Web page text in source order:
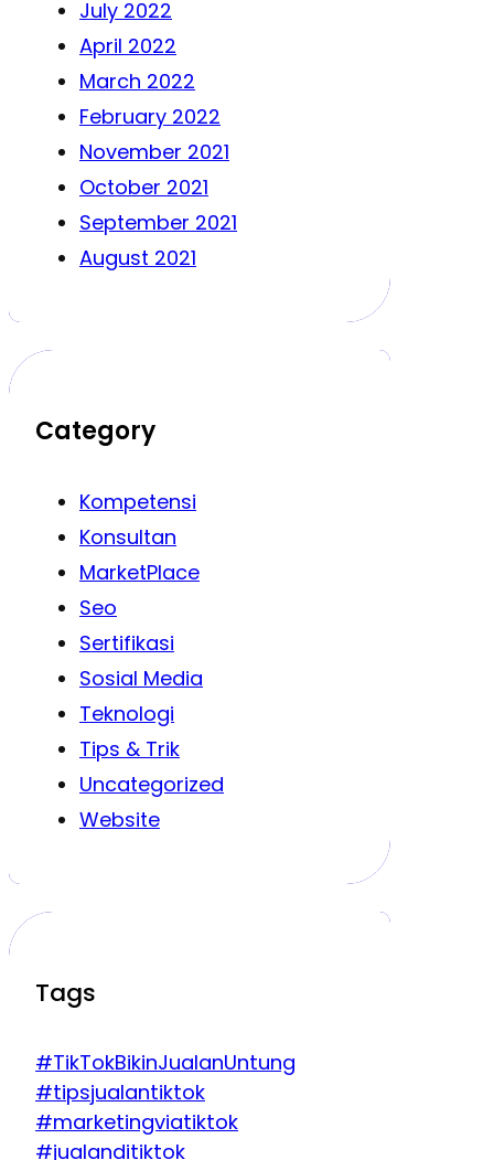
July 2022
April 2022
March 2022
February 2022
November 2021
October 2021
September 2021
August 2021
Category
Kompetensi
Konsultan
MarketPlace
Seo
Sertifikasi
Sosial Media
Teknologi
Tips & Trik
Uncategorized
Website
Tags
#TikTokBikinJualanUntung
#tipsjualantiktok
#marketingviatiktok
#jualanditiktok